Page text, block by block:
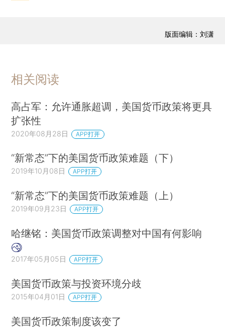
版面编辑：刘潇
相关阅读
高占军：允许通胀超调，美国货币政策将更具
扩张性
2020年08月28日 APP打开
“新常态”下的美国货币政策难题（下）
2019年10月08日 APP打开
“新常态”下的美国货币政策难题（上）
2019年09月23日 APP打开
哈继铭：美国货币政策调整对中国有何影响
2017年05月05日 APP打开
美国货币政策与投资环境分歧
2015年04月01日 APP打开
美国货币政策制度该变了